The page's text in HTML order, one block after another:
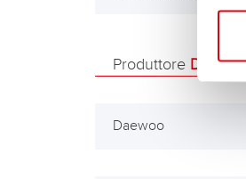
Produttore D
Daewoo